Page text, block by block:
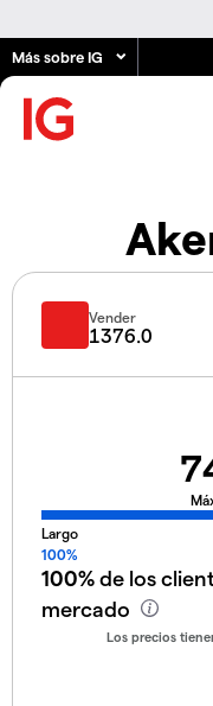
Más sobre IG
Vender
1376.0
Largo
100%
100%de los
mercado
Los precios